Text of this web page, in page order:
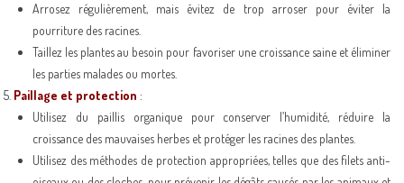
Arrosez régulièrement, mais évitez de trop arroser pour éviter la
pourriture des racines.
Taillez les plantes au besoin pour favoriser une croissance saine et éliminer
les parties malades ou mortes.
Paillage et protection :
Utilisez du paillis organique pour conserver l’humidité, réduire la
croissance des mauvaises herbes et protéger les racines des plantes.
Utilisez des méthodes de protection appropriées, telles que des filets anti-